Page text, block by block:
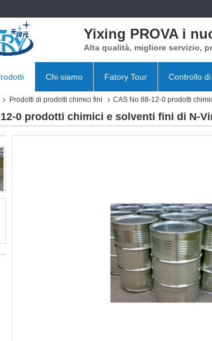
Yixing PROVA i
Alta qualità, migliore servizio,
Chi siamo Fatory Tour Controllo
Prodotti di prodotti chimici fini CAS No 88-12-0 prodotti
12-0 prodotti chimici e solventi fini di N-